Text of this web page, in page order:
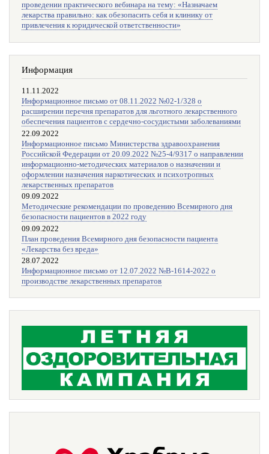
проведении практического вебинара на тему: «Назначаем
лекарства правильно: как обезопасить себя и клинику от
привлечения к юридической ответственности»
Информация
11.11.2022
Информационное письмо от 08.11.2022 №02-1/328 о
расширении перечня препаратов для льготного лекарственного
обеспечения пациентов с сердечно-сосудистыми заболеваниями
22.09.2022
Информационное письмо Министерства здравоохранения
Российской Федерации от 20.09.2022 №25-4/9317 о направлении
информационно-методических материалов о назначении и
оформлении назначения наркотических и психотропных
лекарственных препаратов
09.09.2022
Методические рекомендации по проведению Всемирного дня
безопасности пациентов в 2022 году
09.09.2022
План проведения Всемирного дня безопасности пациента
«Лекарства без вреда»
28.07.2022
Информационное письмо от 12.07.2022 №В-1614-2022 о
производстве лекарственных препаратов